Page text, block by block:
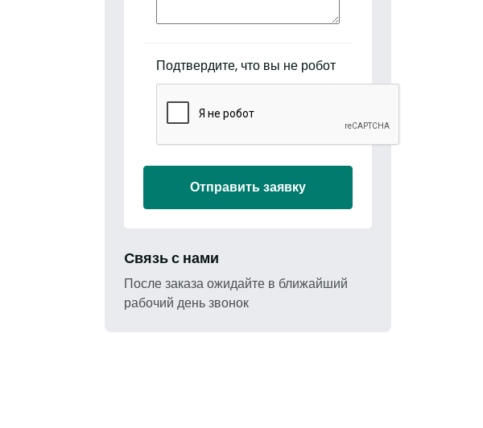
Подтвердите, что вы не робот
Отправить заявку
Cвязь с нами
После заказа ожидайте в ближайший
рабочий день звонок